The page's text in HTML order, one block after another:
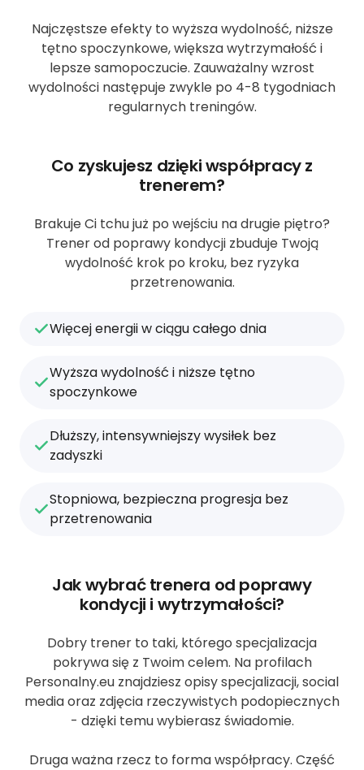
Najczęstsze efekty to wyższa wydolność, niższe
tętno spoczynkowe, większa wytrzymałość i
lepsze samopoczucie. Zauważalny wzrost
wydolności następuje zwykle po 4-8 tygodniach
regularnych treningów.
Co zyskujesz dzięki współpracy z
trenerem?
Brakuje Ci tchu już po wejściu na drugie piętro?
Trener od poprawy kondycji zbuduje Twoją
wydolność krok po kroku, bez ryzyka
przetrenowania.
Więcej energii w ciągu całego dnia
Wyższa wydolność i niższe tętno
spoczynkowe
Dłuższy, intensywniejszy wysiłek bez
zadyszki
Stopniowa, bezpieczna progresja bez
przetrenowania
Jak wybrać trenera od poprawy
kondycji i wytrzymałości?
Dobry trener to taki, którego specjalizacja
pokrywa się z Twoim celem. Na profilach
Personalny.eu znajdziesz opisy specjalizacji, social
media oraz zdjęcia rzeczywistych podopiecznych
- dzięki temu wybierasz świadomie.
Druga ważna rzecz to forma współpracy. Część